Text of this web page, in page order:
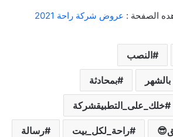
الصفحة : عروض شركة راحة 2021
النصب
بمحادثة
خلك_على_التطبيقشركة
راحة_لكل_بيت رسالة